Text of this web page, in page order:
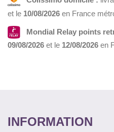
et le 10/08/2026 en France
Mondial Relay points
09/08/2026 et le 12/08/2026 en
INFORMATION